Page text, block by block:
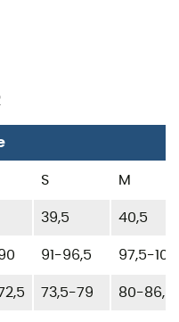
S M
39,5 40,5
91-96,5 97,5-104
73,5-79 80-86,5